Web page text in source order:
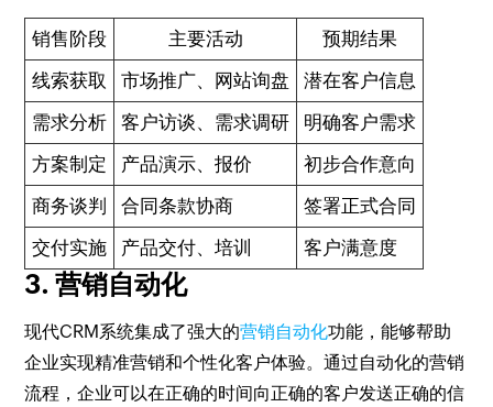
销售阶段 主要活动
预期结果
线索获取
市场推广、网站询盘
潜在客户信息
需求分析
客户访谈、需求调研
明确客户需求
方案制定
产品演示、报价
初步合作意向
商务谈判
合同条款协商
签署正式合同
交付实施
产品交付、培训 客户满意度
3. 营销自动化
现代CRM系统集成了强大的营销自动化功能，能够帮助
企业实现精准营销和个性化客户体验。通过自动化的营销
流程，企业可以在正确的时间向正确的客户发送正确的信